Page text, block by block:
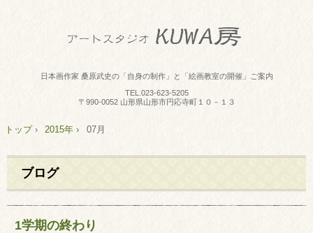
日本画作家 桑原武史の「自身の制作」と「絵画教室の開催」ご案内
TEL. 023-623-5205
〒990-0052 山形県山形市円応寺町１０－１３
トップ› 2015年 › 07月
ブログ
1学期の終わり